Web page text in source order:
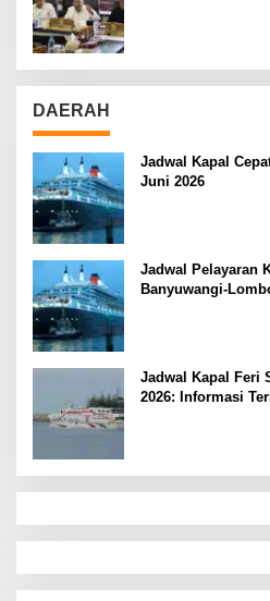
DAERAH
Jadwal Kapal
Juni 2026
Jadwal Pelayaran
Banyuwangi-
Jadwal Kapal Feri
2026: Informasi